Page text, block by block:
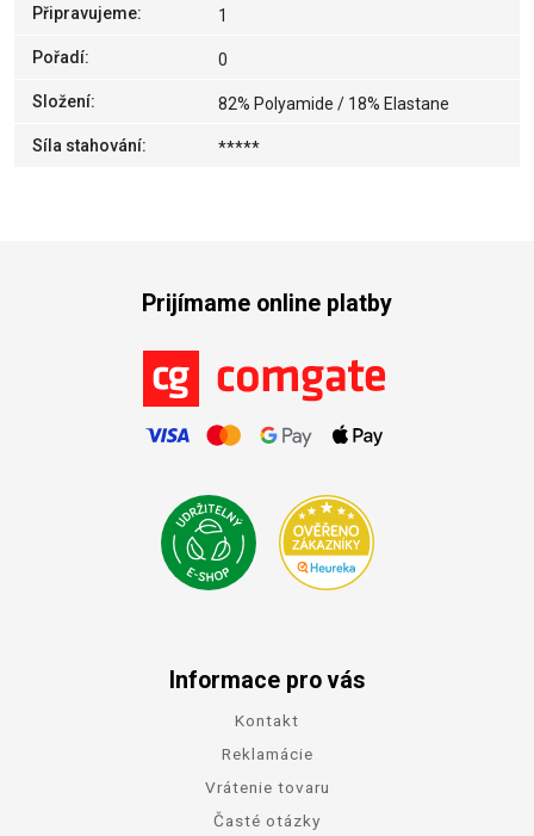
Připravujeme: 1
Pořadí: 0
Složení: 82% Polyamide / 18% Elastane
Síla stahování: *****
Prijímame online platby
Informace pro vás
Kontakt
Reklamácie
Vrátenie tovaru
Časté otázky